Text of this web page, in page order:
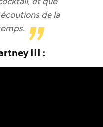
de la
III :